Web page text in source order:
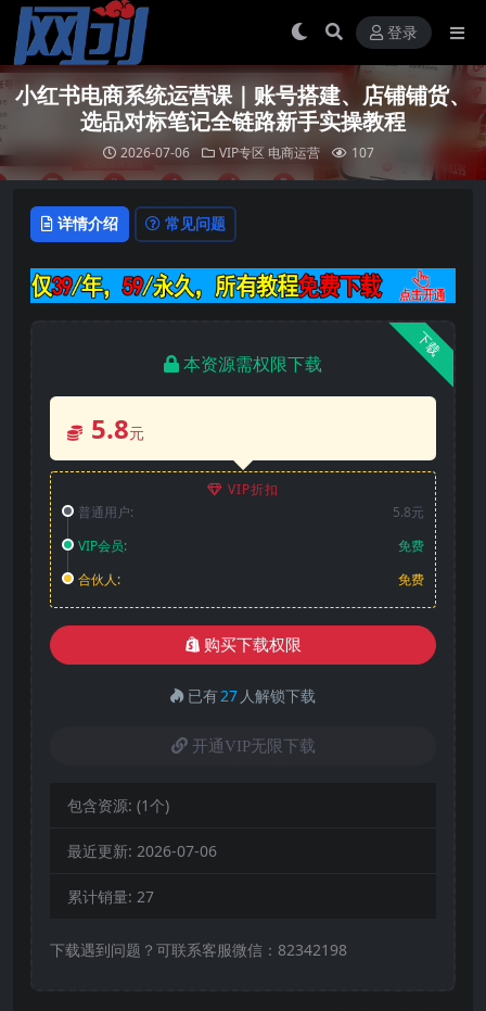
登录
小红书电商系统运营课｜账号搭建、店铺铺货、
选品对标笔记全链路新手实操教程
2026-07-06 VIP专区 电商运营 107
详情介绍 常见问题
下载
本资源需权限下载
5.8元
VIP折扣
普通用户:
5.8元
VIP会员:
免费
合伙人:
免费
购买下载权限
已有27 人解锁下载
开通VIP无限下载
包含资源: (1个)
最近更新: 2026-07-06
累计销量: 27
下载遇到问题？可联系客服微信：82342198